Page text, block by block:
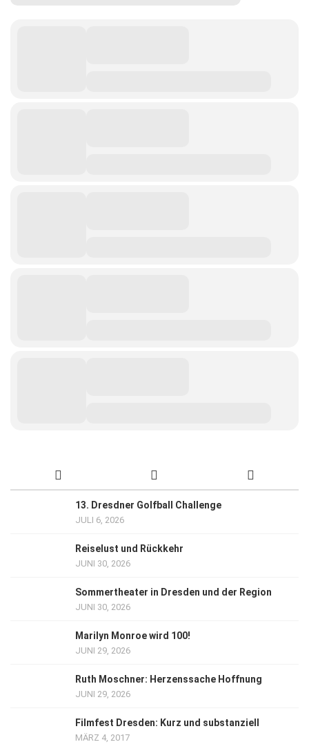
13. Dresdner Golfball Challenge
JULI 6, 2026
Reiselust und Rückkehr
JUNI 30, 2026
Sommertheater in Dresden und der Region
JUNI 30, 2026
Marilyn Monroe wird 100!
JUNI 29, 2026
Ruth Moschner: Herzenssache Hoffnung
JUNI 29, 2026
Filmfest Dresden: Kurz und substanziell
MÄRZ 4, 2017